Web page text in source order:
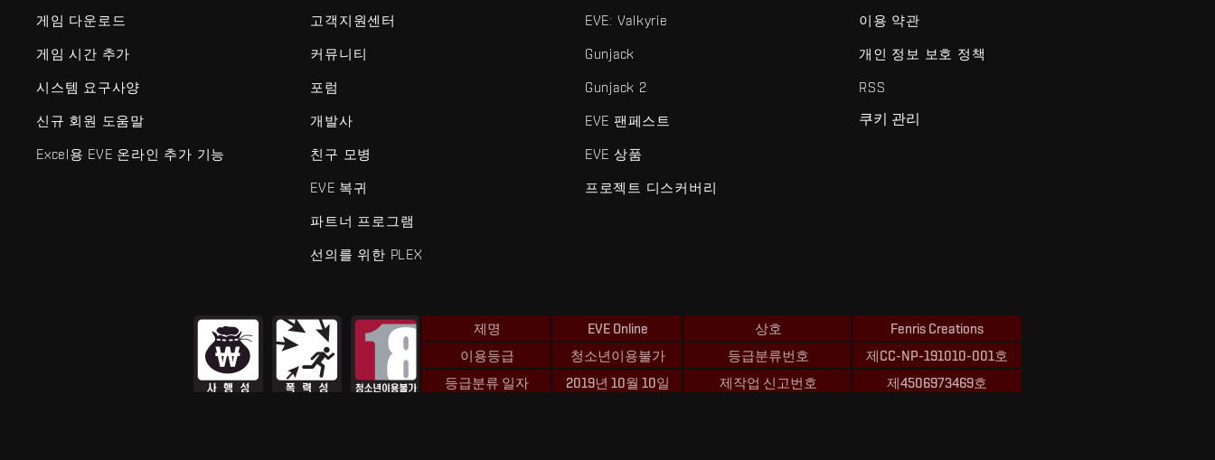
게임 다운로드
게임 시간 추가
시스템 요구사양
신규 회원 도움말
Excel용 EVE 온라인 추가 기능
고객지원센터
커뮤니티
포럼
개발사
친구 모병
EVE 복귀
파트너 프로그램
선의를 위한 PLEX
EVE: Valkyrie
Gunjack
Gunjack 2
EVE 팬페스트
EVE 상품
프로젝트 디스커버리
이용 약관
개인 정보 보호 정책
RSS
쿠키 관리
제명
EVE Online
이용등급
청소년이용불가
등급분류 일자
2019년 10월 10일
상호
Fenris Creations
등급분류번호
제CC-NP-191010-001호
제작업 신고번호
제4506973469호